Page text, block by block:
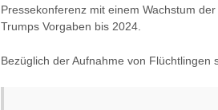
Pressekonferenz mit einem Wachstum
Trumps Vorgaben bis 2024.
Bezüglich der Aufnahme von Flüchtlingen